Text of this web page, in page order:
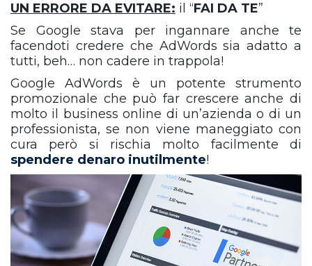
UN ERRORE DA EVITARE: il “FAI DA TE”
Se Google stava per ingannare anche te
facendoti credere che AdWords sia adatto a
tutti, beh… non cadere in trappola!
Google AdWords è un potente strumento
promozionale che può far crescere anche di
molto il business online di un’azienda o di un
professionista, se non viene maneggiato con
cura però si rischia molto facilmente di
spendere denaro inutilmente!